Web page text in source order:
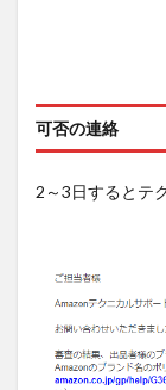
可否の連絡
2～3日するとテ